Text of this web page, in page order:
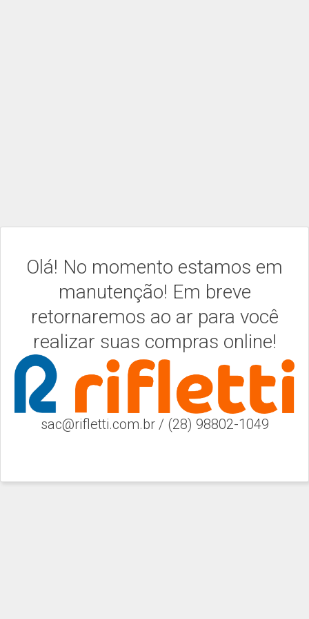
Olá! No momento estamos em
manutenção! Em breve
retornaremos ao ar para você
realizar suas compras online!
sac@rifletti.com.br / (28) 98802-1049